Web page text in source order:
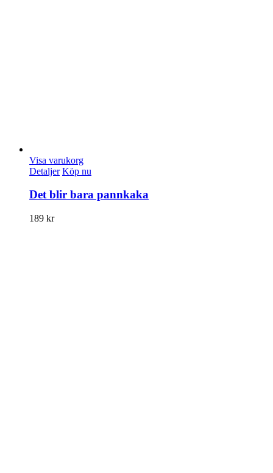
Visa varukorg
Detaljer Köp nu
Det blir bara pannkaka
189 kr